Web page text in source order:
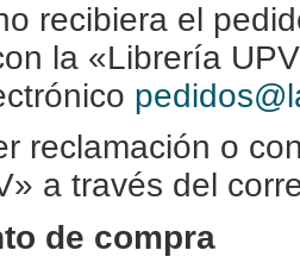
recibiera el
la «Librería
reclamación o
a través del
de compra